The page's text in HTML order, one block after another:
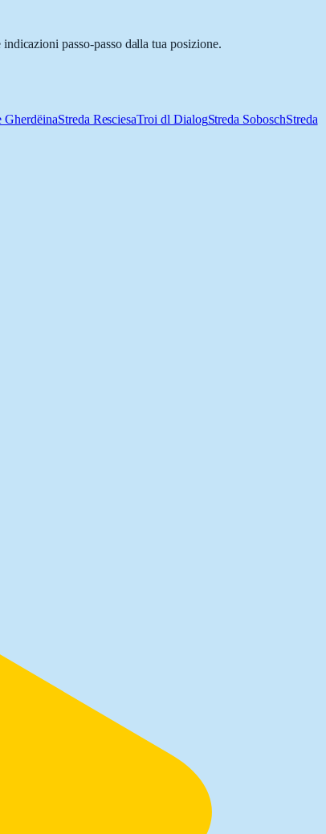
passo-passo dalla tua posizione.
GherdëinaStreda ResciesaTroi dl DialogStreda SoboschStreda